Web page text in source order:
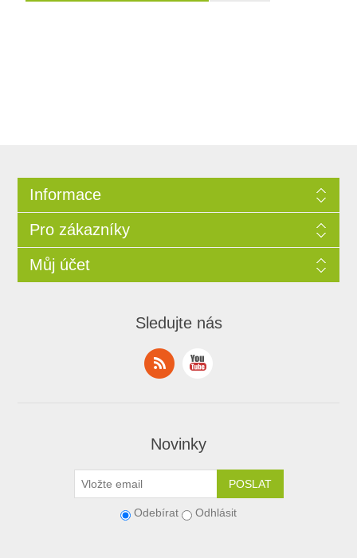
Informace
Pro zákazníky
Můj účet
Sledujte nás
Novinky
Odebírat Odhlásit